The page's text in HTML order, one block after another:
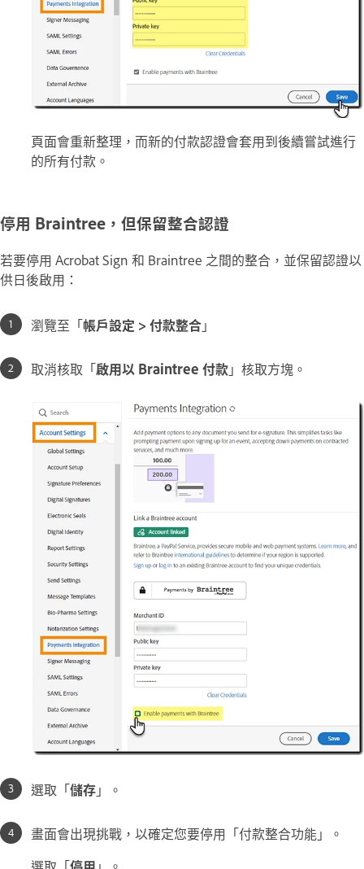
頁面會重新整理，而新的付款認證會套用到後續嘗試進行
的所有付款。
停用 Braintree，但保留整合認證
若要停用 Acrobat Sign 和 Braintree 之間的整合，並保留認證以
供日後啟用：
瀏覽至「帳戶設定 > 付款整合」
取消核取「啟用以 Braintree 付款」核取方塊。
選取「儲存」。
畫面會出現挑戰，以確定您要停用「付款整合功能 」。